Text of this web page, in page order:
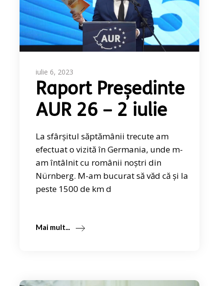
iulie 6, 2023
Raport Președinte
AUR 26 – 2 iulie
La sfârșitul săptămânii trecute am
efectuat o vizită în Germania, unde m-
am întâlnit cu românii noștri din
Nürnberg. M-am bucurat să văd că și la
peste 1500 de km d
Mai mult...